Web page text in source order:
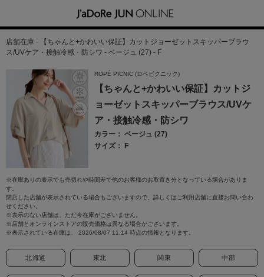
店舗在庫 - 【ちゃんと+かわいい保証】カットジョーゼットスキッパーブラウ
ス/UVケア・接触冷感・防シワ - ベージュ (27) - F
ROPÉ PICNIC (ロペピクニック)
【ちゃんと+かわいい保証】カットジ
ョーゼットスキッパーブラウス/UVケ
ア・接触冷感・防シワ
カラー： ベージュ (27)
サイズ： F
※在庫ありの表示でも売切れや時間差で他のお客様のお取置き分となっている場合がありま
す。
閉店した店舗が表示されている場合もございますので、詳しくはご利用店舗に直接お問い合わ
せください。
※表示のない店舗は、ただ今在庫がございません。
※店舗とオンラインストアの販売価格は異なる場合がございます。
※表示されている在庫は、 2026/08/07 11:14 時点の情報となります。
北海道 東北 関東 中部